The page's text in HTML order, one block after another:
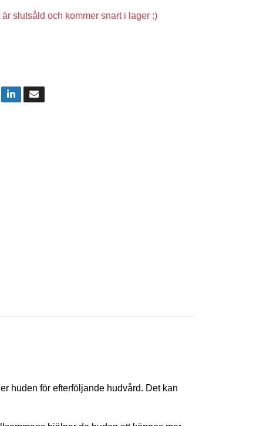
slutsåld och kommer snart i lager :)
huden för efterföljande hudvård. Det kan